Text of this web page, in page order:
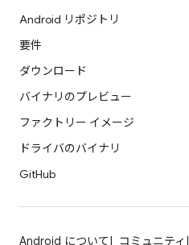
Android リポジトリ
要件
ダウンロード
バイナリのプレビュー
ファクトリー イメージ
ドライバのバイナリ
GitHub
Android について コミュニティ